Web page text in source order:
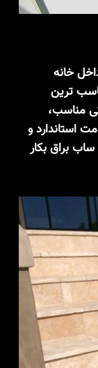
خانه
ترین
مناسب،
استاندارد و
براق بکار